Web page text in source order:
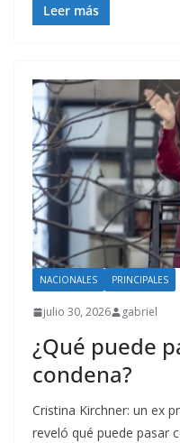
Leer más
NACIONALES PRINCIPALES
julio 30, 2026 gabriel
¿Qué puede
condena?
Cristina Kirchner: un ex
reveló qué puede pasar